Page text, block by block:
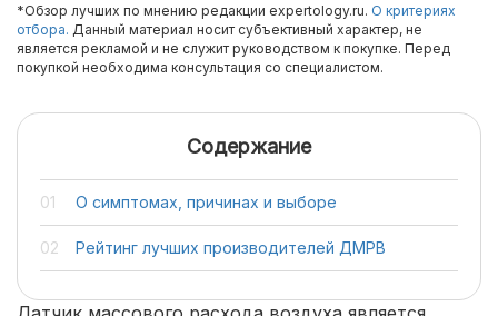
*Обзор лучших по мнению редакции expertology.ru. О критериях
отбора. Данный материал носит субъективный характер, не
является рекламой и не служит руководством к покупке. Перед
покупкой необходима консультация со специалистом.
Содержание
О симптомах, причинах и выборе
Рейтинг лучших производителей ДМРВ